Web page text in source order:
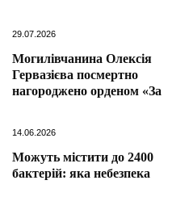
29.07.2026
Могилівчанина Олексія
Гервазієва посмертно
нагороджено орденом «За
14.06.2026
Можуть містити до 2400
бактерій: яка небезпека